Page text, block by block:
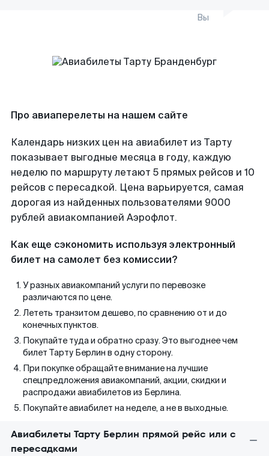
Вы
Про авиаперелеты на нашем сайте
Календарь низких цен на авиабилет из Тарту
показывает выгодные месяца в году, каждую
неделю по маршруту летают 5 прямых рейсов и 10
рейсов с пересадкой. Цена варьируется, самая
дорогая из найденных пользователями 9000
рублей авиакомпанией Аэрофлот.
Как еще сэкономить используя электронный
билет на самолет без комиссии?
У разных авиакомпаний услуги по перевозке
различаются по цене.
Лететь транзитом дешево, по сравнению от и до
конечных пунктов.
Покупайте туда и обратно сразу. Это выгоднее чем
билет Тарту Берлин в одну сторону.
При покупке обращайте внимание на лучшие
спецпредложения авиакомпаний, акции, скидки и
распродажи авиабилетов из Берлина.
Покупайте авиабилет на неделе, а не в выходные.
Авиабилеты Тарту Берлин прямой рейс или с
пересадками